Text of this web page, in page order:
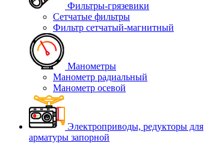
Фильтры-грязевики
Сетчатые фильтры
Фильтр сетчатый-магнитный
Манометры
Манометр радиальный
Манометр осевой
Электроприводы, редукторы для
арматуры запорной